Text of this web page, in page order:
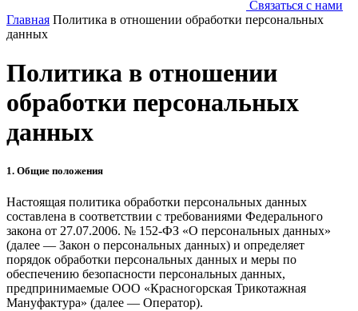
Связаться с нами
Главная Политика в отношении обработки персональных
данных
Политика в отношении
обработки персональных
данных
1. Общие положения
Настоящая политика обработки персональных данных
составлена в соответствии с требованиями Федерального
закона от 27.07.2006. № 152-ФЗ «О персональных данных»
(далее — Закон о персональных данных) и определяет
порядок обработки персональных данных и меры по
обеспечению безопасности персональных данных,
предпринимаемые ООО «Красногорская Трикотажная
Мануфактура» (далее — Оператор).